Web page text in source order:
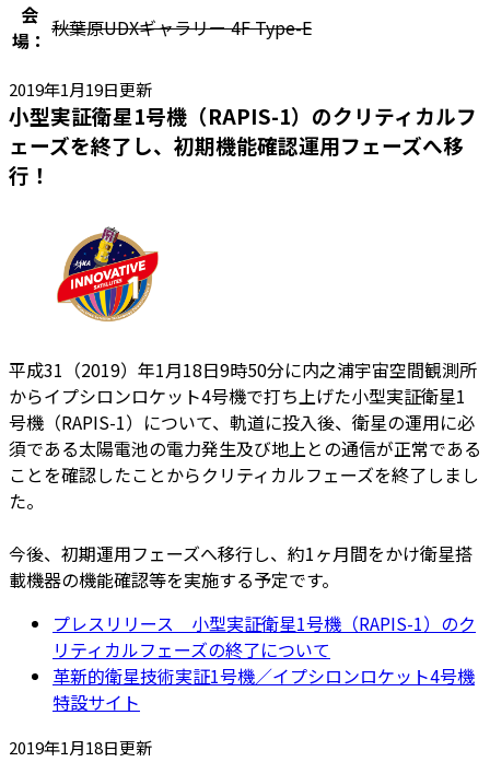
会
場： 秋葉原UDXギャラリー 4F Type-E
2019年1月19日更新
小型実証衛星1号機（RAPIS-1）のクリティカルフ
ェーズを終了し、初期機能確認運用フェーズへ移
行！
平成31（2019）年1月18日9時50分に内之浦宇宙空間観測所
からイプシロンロケット4号機で打ち上げた小型実証衛星1
号機（RAPIS-1）について、軌道に投入後、衛星の運用に必
須である太陽電池の電力発生及び地上との通信が正常である
ことを確認したことからクリティカルフェーズを終了しまし
た。
今後、初期運用フェーズへ移行し、約1ヶ月間をかけ衛星搭
載機器の機能確認等を実施する予定です。
プレスリリース 小型実証衛星1号機（RAPIS-1）のク
リティカルフェーズの終了について
革新的衛星技術実証1号機／イプシロンロケット4号機
特設サイト
2019年1月18日更新